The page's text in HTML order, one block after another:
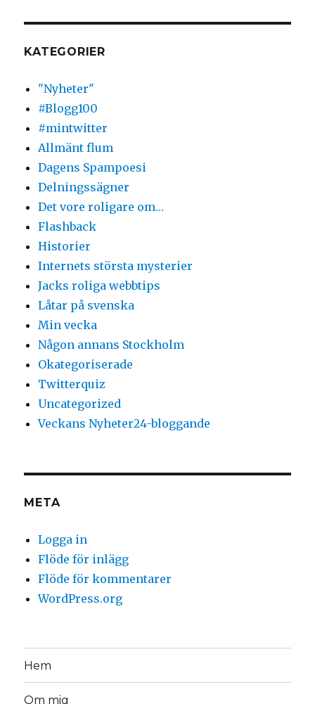
KATEGORIER
"Nyheter"
#Blogg100
#mintwitter
Allmänt flum
Dagens Spampoesi
Delningssägner
Det vore roligare om…
Flashback
Historier
Internets största mysterier
Jacks roliga webbtips
Låtar på svenska
Min vecka
Någon annans Stockholm
Okategoriserade
Twitterquiz
Uncategorized
Veckans Nyheter24-bloggande
META
Logga in
Flöde för inlägg
Flöde för kommentarer
WordPress.org
Hem
Om mig